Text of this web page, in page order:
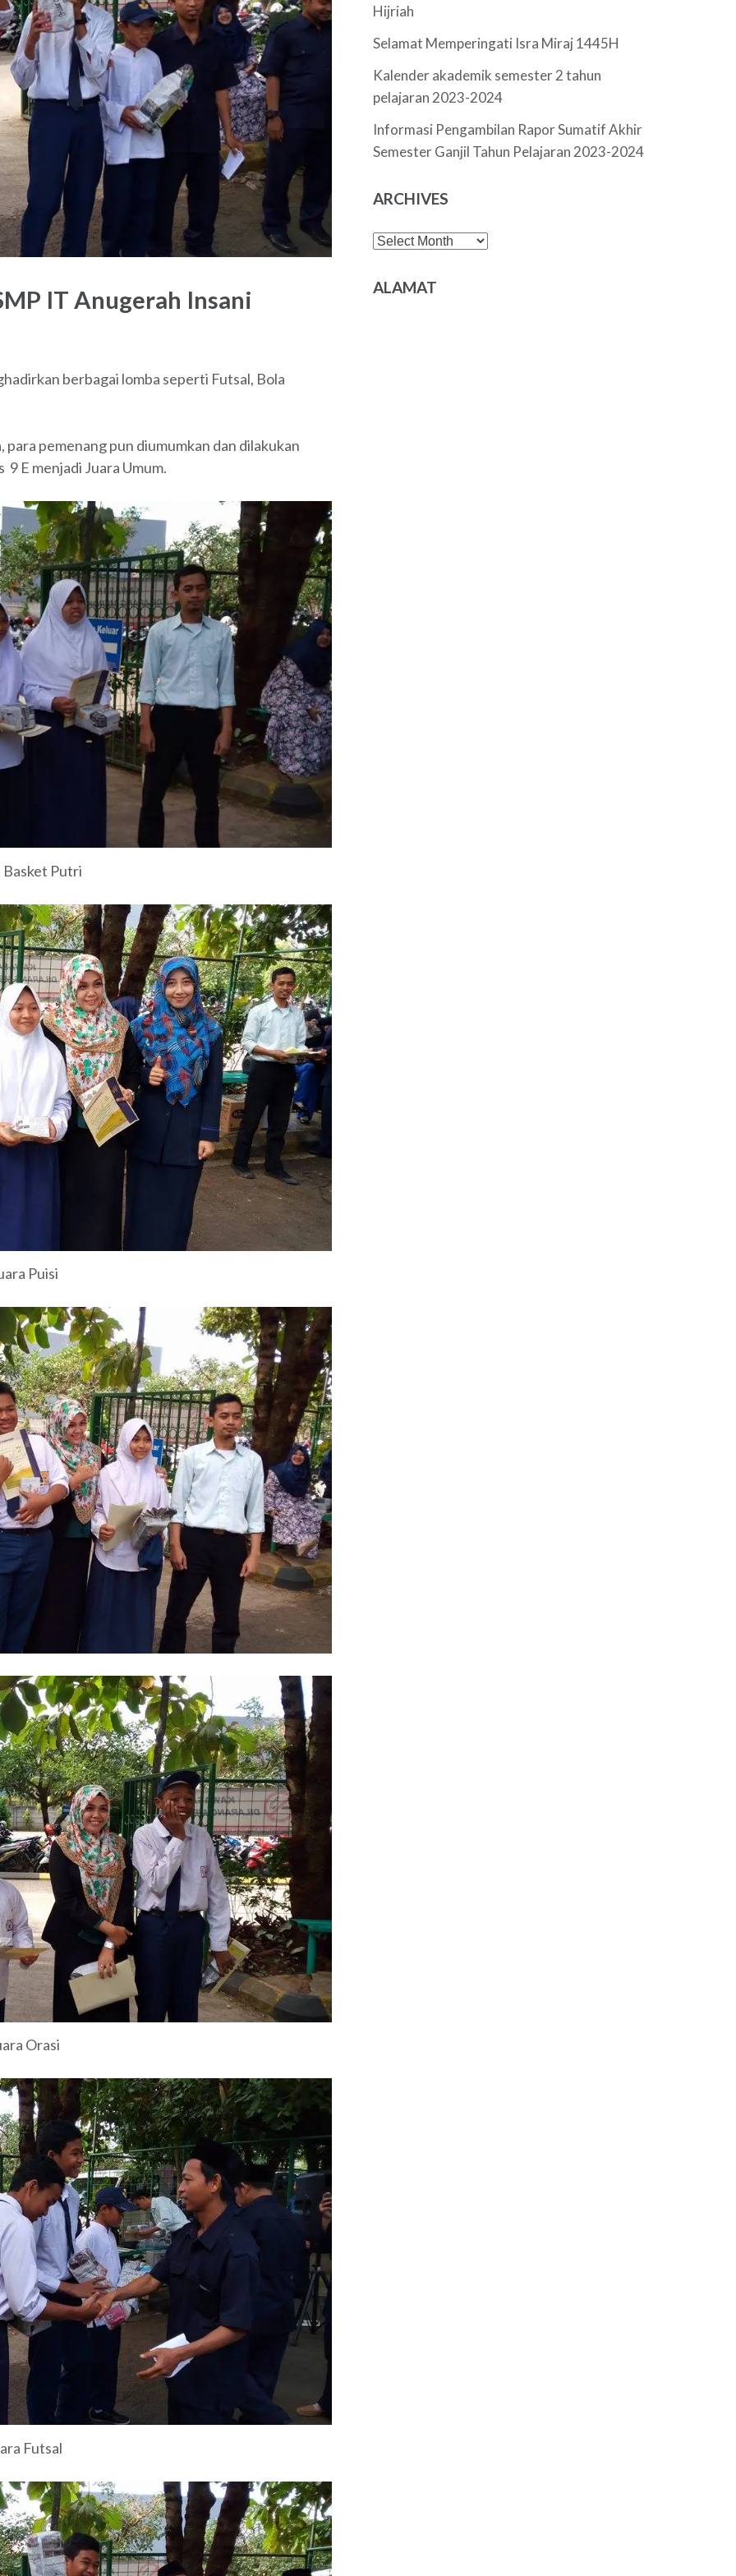
IT Anugerah Insani
berbagai lomba seperti Futsal, Bola
pemenang pun diumumkan dan dilakukan
E menjadi Juara Umum.
Basket Putri
Puisi
Orasi
Futsal
Hijriah
Selamat Memperingati Isra Miraj 1445H
Kalender akademik semester 2 tahun
pelajaran 2023-2024
Informasi Pengambilan Rapor Sumatif Akhir
Semester Ganjil Tahun Pelajaran 2023-2024
ARCHIVES
Archives
ALAMAT